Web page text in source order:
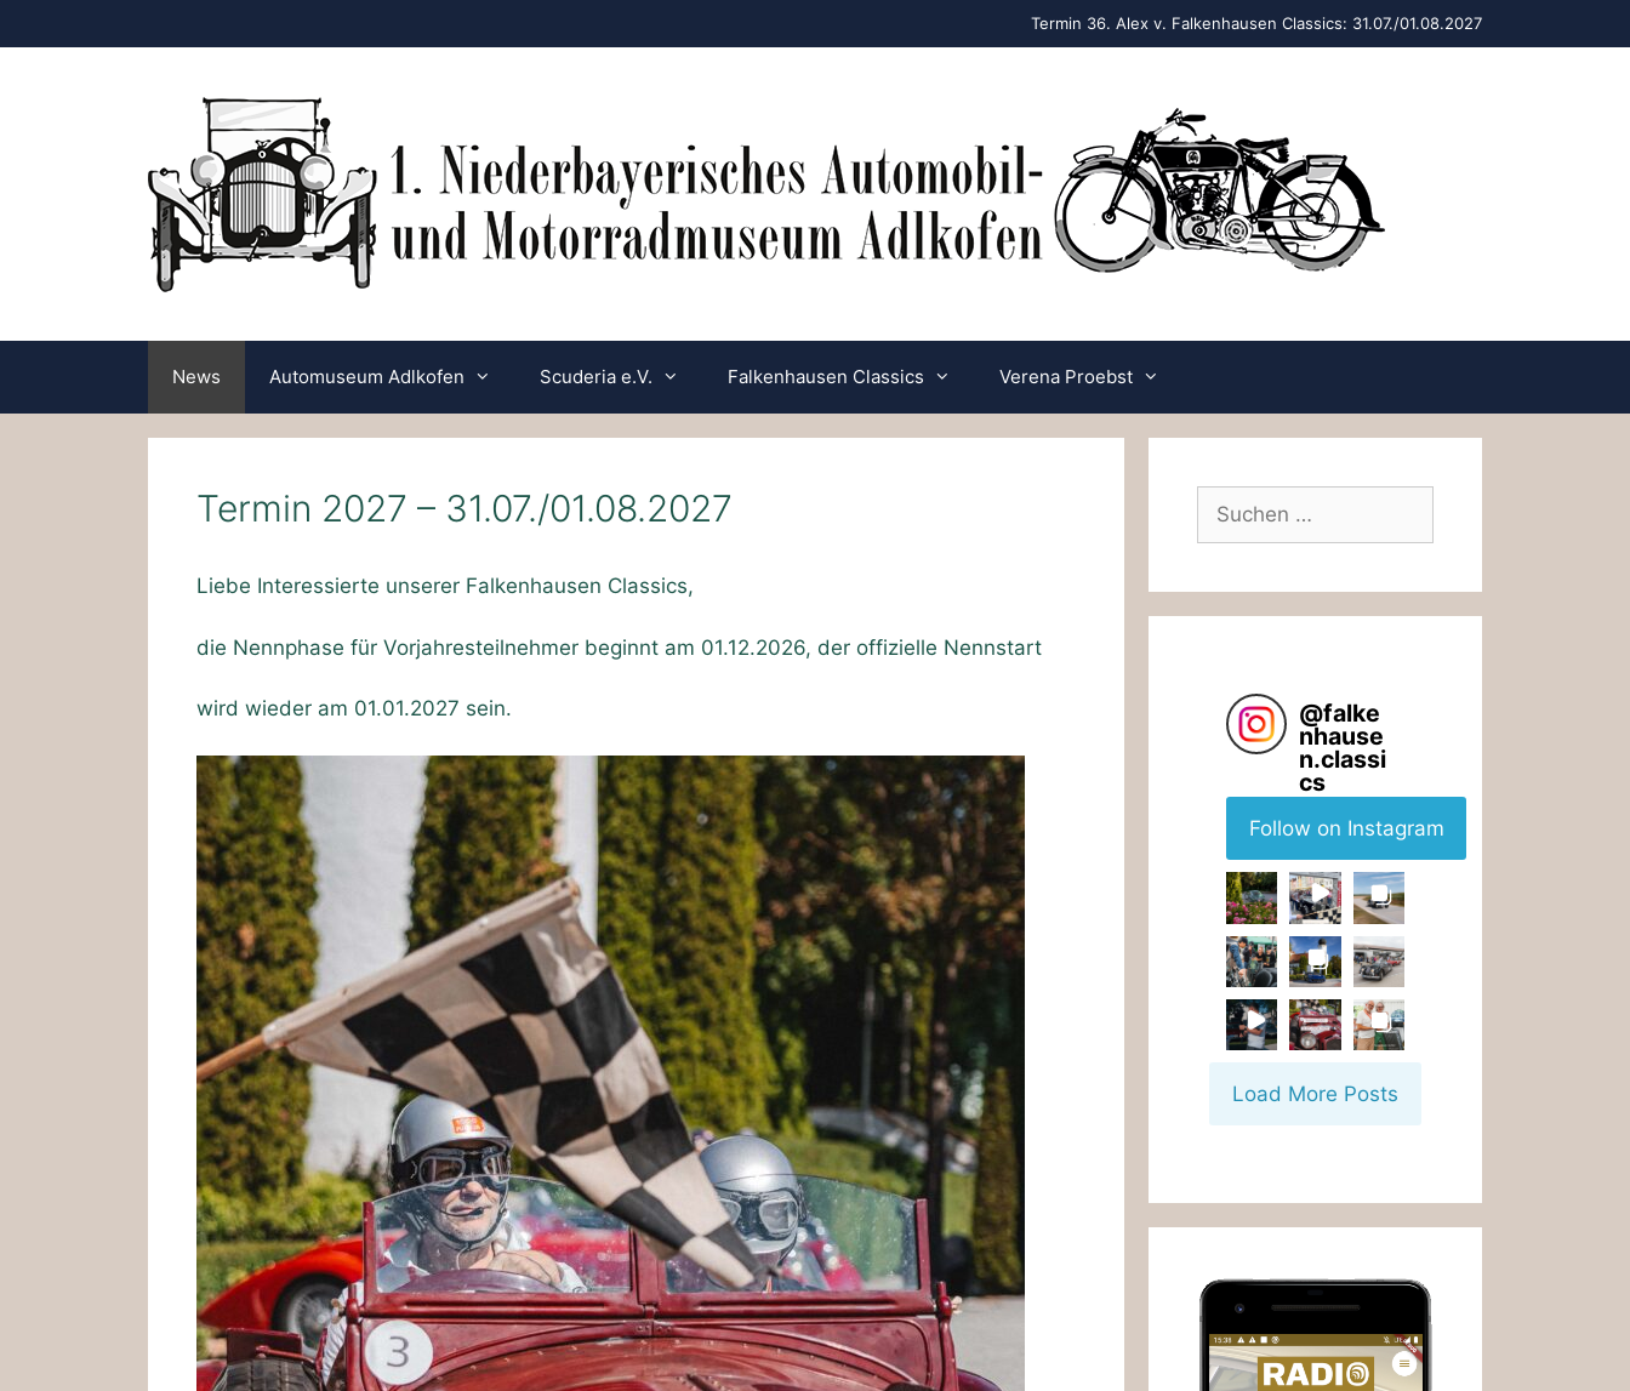
Inhalt
Termin 36. Alex v. Falkenhausen Classics: 31.07./01.08.2027
News Automuseum Adlkofen Scuderia e.V. Falkenhausen Classics Verena Proebst
Termin 2027 – 31.07./01.08.2027
Liebe Interessierte unserer Falkenhausen Classics,
die Nennphase für Vorjahresteilnehmer beginnt am 01.12.2026, der offizielle Nennstart
wird wieder am 01.01.2027 sein.
Suchen
nach:
@falke
nhause
n.classi
cs
Follow on Instagram
Load More Posts